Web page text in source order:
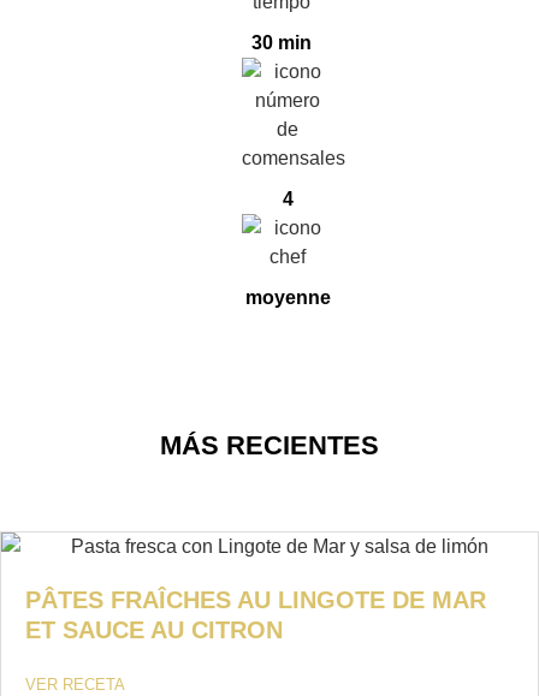
30 min
4
moyenne
MÁS RECIENTES
PÂTES FRAÎCHES AU LINGOTE DE MAR
ET SAUCE AU CITRON
VER RECETA